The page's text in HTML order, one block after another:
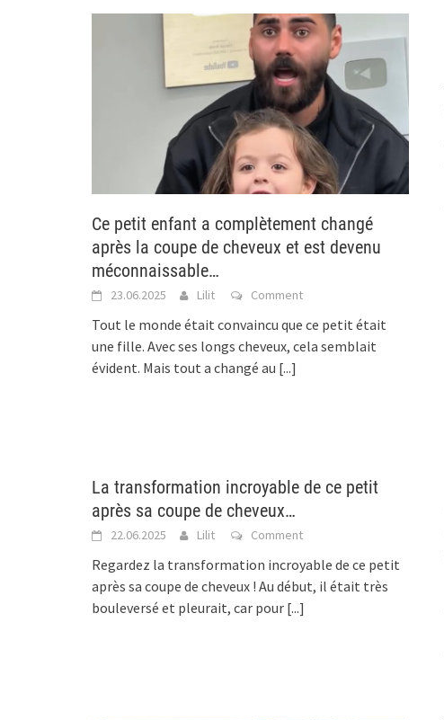
Ce petit enfant a complètement changé
après la coupe de cheveux et est devenu
méconnaissable…
23.06.2025 Lilit Comment
Tout le monde était convaincu que ce petit était
une fille. Avec ses longs cheveux, cela semblait
évident. Mais tout a changé au [...]
La transformation incroyable de ce petit
après sa coupe de cheveux…
22.06.2025 Lilit Comment
Regardez la transformation incroyable de ce petit
après sa coupe de cheveux ! Au début, il était très
bouleversé et pleurait, car pour [...]